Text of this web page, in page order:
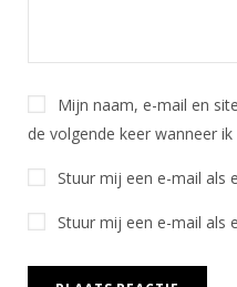
Mijn naam, e-mail en
de volgende keer wanneer
Stuur mij een e-mail als
Stuur mij een e-mail als